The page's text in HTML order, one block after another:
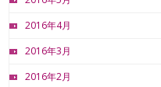
2016年4月
2016年3月
2016年2月